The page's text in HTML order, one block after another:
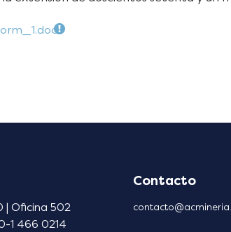
| Oficina 502
1 466 0214
Contacto